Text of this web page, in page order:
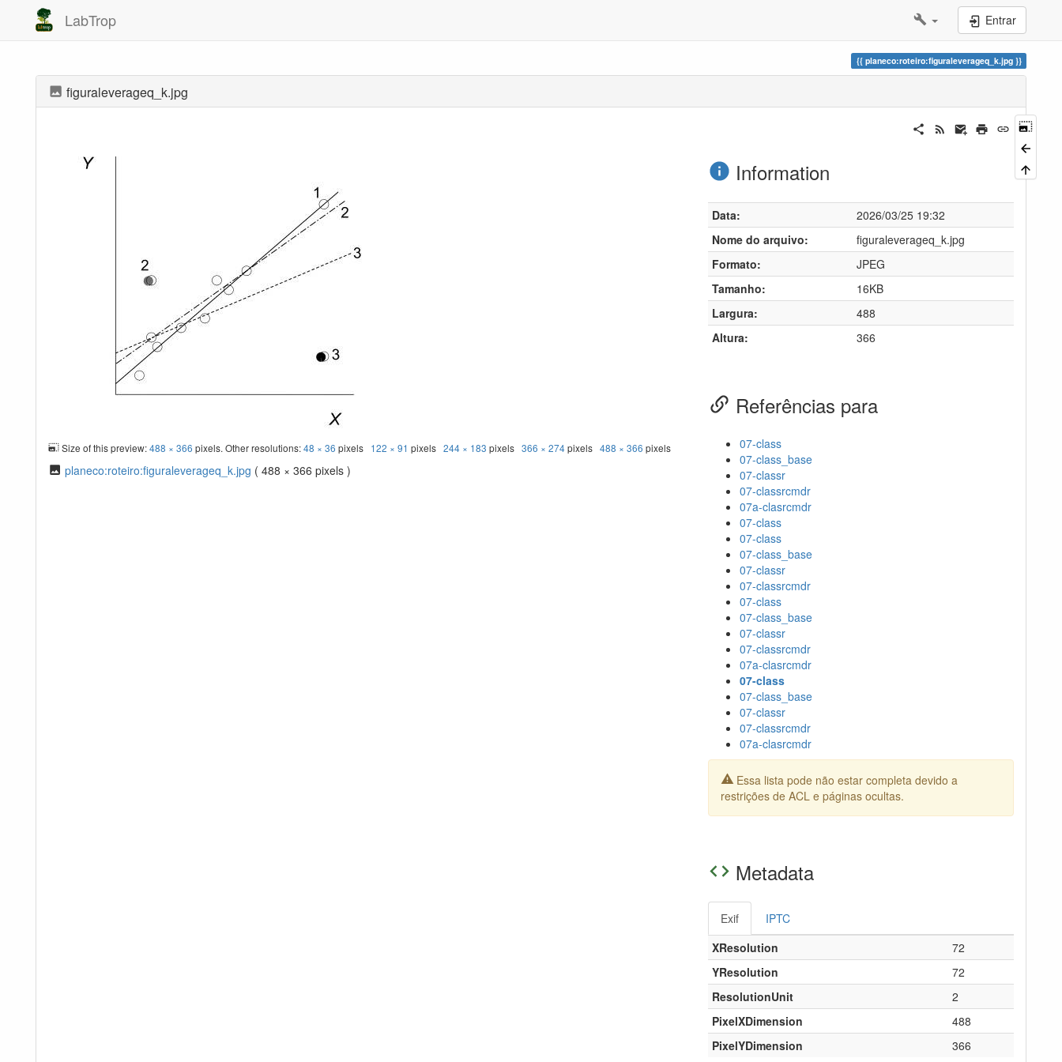
LabTrop Entrar
planeco:roteiro:figuraleverageq_k.jpg
figuraleverageq_k.jpg
Size of this preview:488 × 366 pixels. Other resolutions:48 × 36 pixels 122 × 91 pixels244 × 183 pixels366 × 274pixels488 × 366 pixels
planeco:roteiro:figuraleverageq_k.jpg ( 488 × 366 pixels )
Information
Data:
2026/03/25 19:32
Nome do arquivo:
figuraleverageq_k.jpg
Formato:
JPEG
Tamanho:
16KB
Largura:
488
Altura:
366
Referências para
07-class
07-class_base
07-classr
07-classrcmdr
07a-clasrcmdr
07-class
07-class
07-class_base
07-classr
07-classrcmdr
07-class
07-class_base
07-classr
07-classrcmdr
07a-clasrcmdr
07-class
07-class_base
07-classr
07-classrcmdr
07a-clasrcmdr
Essa lista pode não estar completa devido a
restrições de ACL e páginas ocultas.
Metadata
Exif
IPTC
XResolution
72
YResolution
72
ResolutionUnit
2
PixelXDimension
488
PixelYDimension
366